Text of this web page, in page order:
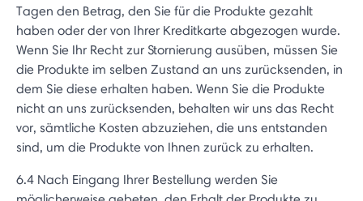
Tagen den Betrag, den Sie für die Produkte gezahlt
haben oder der von Ihrer Kreditkarte abgezogen wurde.
Wenn Sie Ihr Recht zur Stornierung ausüben, müssen Sie
die Produkte im selben Zustand an uns zurücksenden, in
dem Sie diese erhalten haben. Wenn Sie die Produkte
nicht an uns zurücksenden, behalten wir uns das Recht
vor, sämtliche Kosten abzuziehen, die uns entstanden
sind, um die Produkte von Ihnen zurück zu erhalten.
6.4 Nach Eingang Ihrer Bestellung werden Sie